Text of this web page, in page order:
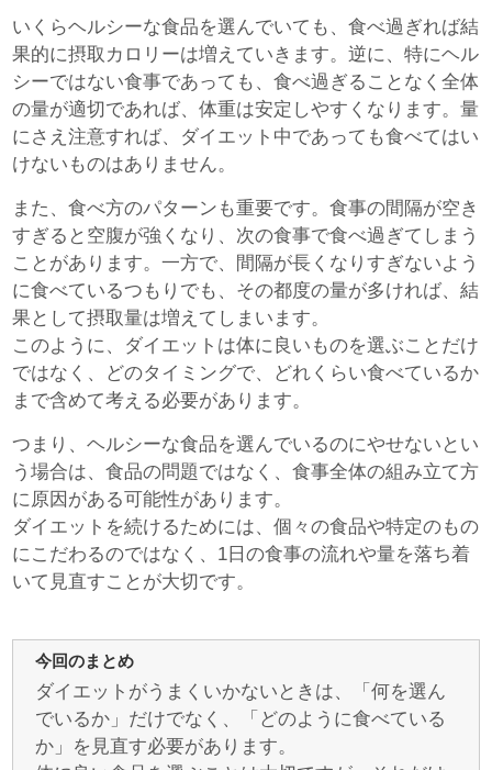
いくらヘルシーな食品を選んでいても、食べ過ぎれば結
果的に摂取カロリーは増えていきます。逆に、特にヘル
シーではない食事であっても、食べ過ぎることなく全体
の量が適切であれば、体重は安定しやすくなります。量
にさえ注意すれば、ダイエット中であっても食べてはい
けないものはありません。
また、食べ方のパターンも重要です。食事の間隔が空き
すぎると空腹が強くなり、次の食事で食べ過ぎてしまう
ことがあります。一方で、間隔が長くなりすぎないよう
に食べているつもりでも、その都度の量が多ければ、結
果として摂取量は増えてしまいます。
このように、ダイエットは体に良いものを選ぶことだけ
ではなく、どのタイミングで、どれくらい食べているか
まで含めて考える必要があります。
つまり、ヘルシーな食品を選んでいるのにやせないとい
う場合は、食品の問題ではなく、食事全体の組み立て方
に原因がある可能性があります。
ダイエットを続けるためには、個々の食品や特定のもの
にこだわるのではなく、1日の食事の流れや量を落ち着
いて見直すことが大切です。
今回のまとめ
ダイエットがうまくいかないときは、「何を選ん
でいるか」だけでなく、「どのように食べている
か」を見直す必要があります。